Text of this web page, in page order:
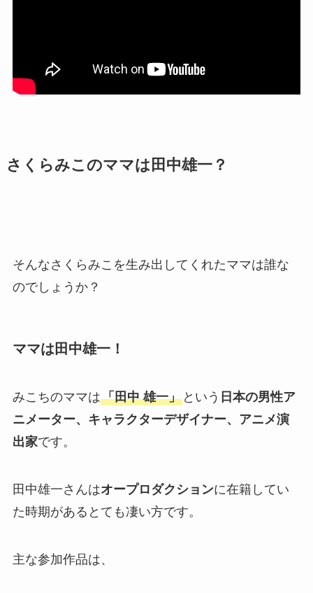
さくらみこのママは田中雄一？
そんなさくらみこを生み出してくれたママは誰な
のでしょうか？
ママは田中雄一！
みこちのママは「田中 雄一」という 日本の男性ア
ニメーター、キャラクターデザイナー、アニメ演
出家です。
田中雄一さんはオープロダクションに在籍してい
た時期があるとても凄い方です。
主な参加作品は、